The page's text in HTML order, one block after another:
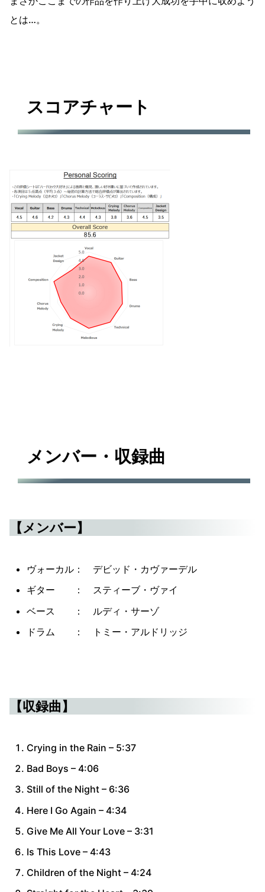
とは…。
スコアチャート
メンバー・収録曲
【メンバー】
ヴォーカル： デビッド・カヴァーデル
ギター ： スティーブ・ヴァイ
ベース ： ルディ・サーゾ
ドラム ： トミー・アルドリッジ
【収録曲】
Crying in the Rain – 5:37
Bad Boys – 4:06
Still of the Night – 6:36
Here I Go Again – 4:34
Give Me All Your Love – 3:31
Is This Love – 4:43
Children of the Night – 4:24